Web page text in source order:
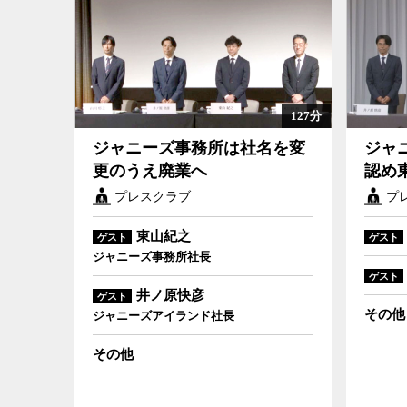
127分
ジャニーズ事務所は社名を変
更のうえ廃業へ
プレスクラブ
ゲスト 東山紀之
ジャニーズ事務所社長
ゲスト 井ノ原快彦
ジャニーズアイランド社長
その他
ジャ
認め
プ
ゲスト
ゲスト
その他